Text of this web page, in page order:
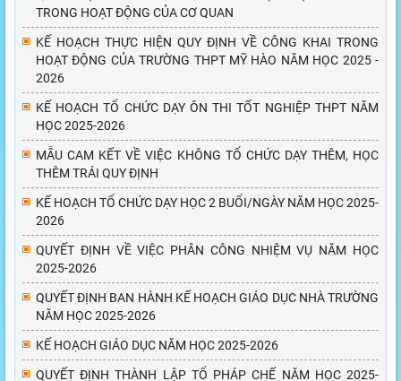
TRONG HOẠT ĐỘNG CỦA CƠ QUAN
KẾ HOẠCH THỰC HIỆN QUY ĐỊNH VỀ CÔNG KHAI TRONG
HOẠT ĐỘNG CỦA TRƯỜNG THPT MỸ HÀO NĂM HỌC 2025 -
2026
KẾ HOẠCH TỔ CHỨC DẠY ÔN THI TỐT NGHIỆP THPT NĂM
HỌC 2025-2026
MẪU CAM KẾT VỀ VIỆC KHÔNG TỔ CHỨC DẠY THÊM, HỌC
THÊM TRÁI QUY ĐỊNH
KẾ HOẠCH TỔ CHỨC DẠY HỌC 2 BUỔI/NGÀY NĂM HỌC 2025-
2026
QUYẾT ĐỊNH VỀ VIỆC PHÂN CÔNG NHIỆM VỤ NĂM HỌC
2025-2026
QUYẾT ĐỊNH BAN HÀNH KẾ HOẠCH GIÁO DỤC NHÀ TRƯỜNG
NĂM HỌC 2025-2026
KẾ HOẠCH GIÁO DỤC NĂM HỌC 2025-2026
QUYẾT ĐỊNH THÀNH LẬP TỔ PHÁP CHẾ NĂM HỌC 2025-